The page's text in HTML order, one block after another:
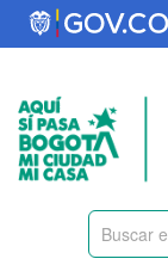
Pasar
al
principal